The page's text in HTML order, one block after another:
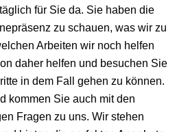
für Sie da. Sie haben die
zu schauen, was wir zu
Arbeiten wir noch helfen
daher helfen und besuchen Sie
in dem Fall gehen zu können.
kommen Sie auch mit den
Fragen zu uns. Wir stehen